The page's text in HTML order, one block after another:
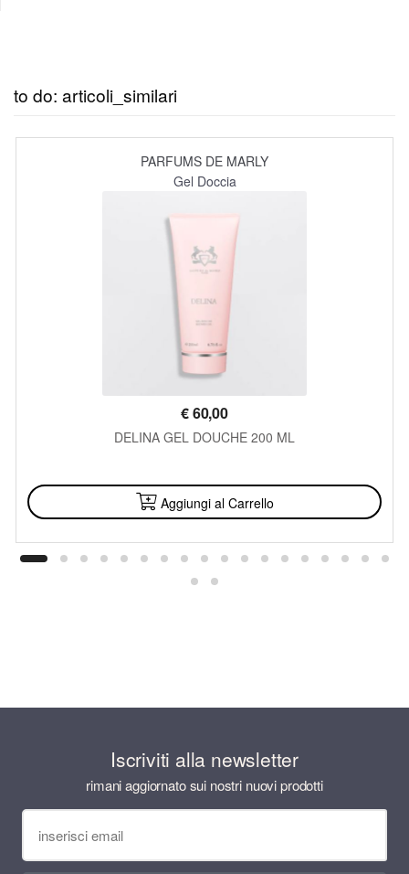
to do: articoli_similari
PARFUMS DE MARLY
Gel Doccia
€60,00
DELINA GEL DOUCHE 200 ML
Aggiungi al Carrello
Iscriviti alla newsletter
rimani aggiornato sui nostri nuovi prodotti